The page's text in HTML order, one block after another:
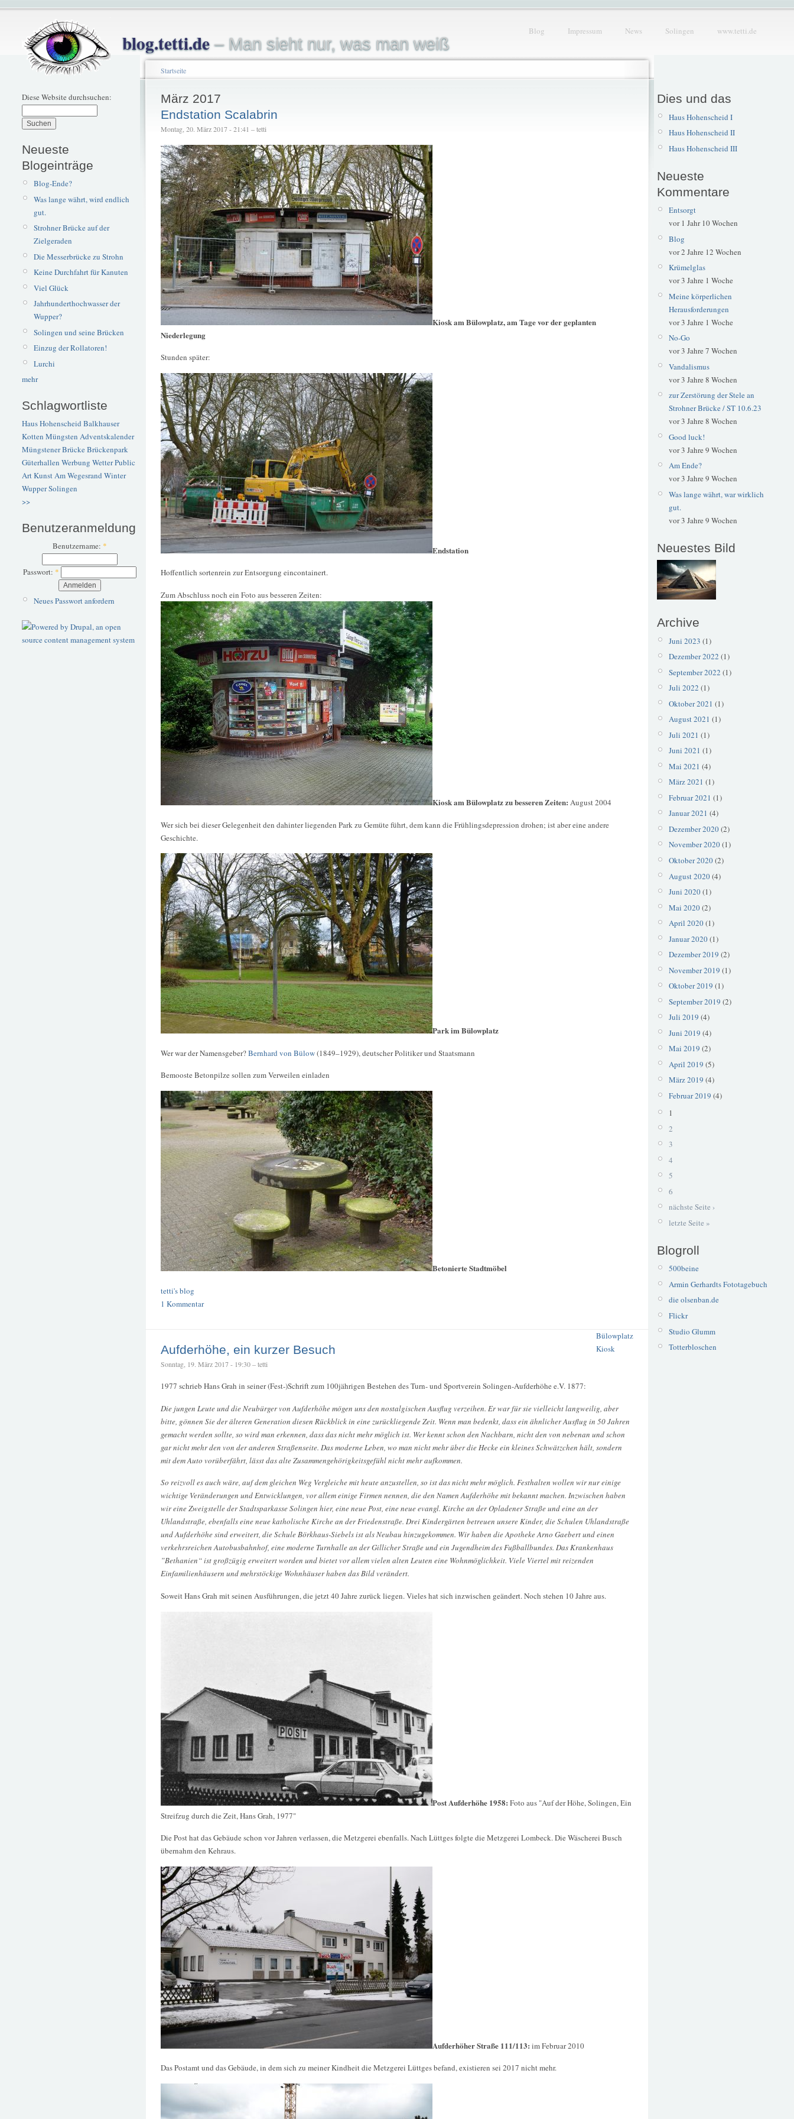
blog.tetti.de– Man sieht nur, was man weiß
Blog Impressum News Solingen www.tetti.de
Diese Website durchsuchen:
Neueste
Blogeinträge
Blog-Ende?
Was lange währt, wird endlich
gut.
Strohner Brücke auf der
Zielgeraden
Die Messerbrücke zu Strohn
Keine Durchfahrt für Kanuten
Viel Glück
Jahrhunderthochwasser der
Wupper?
Solingen und seine Brücken
Einzug der Rollatoren!
Lurchi
mehr
Schlagwortliste
Haus Hohenscheid Balkhauser
Kotten Müngsten Adventskalender
Müngstener BrückeBrückenpark
Güterhallen Werbung WetterPublic
ArtKunstAm Wegesrand Winter
WupperSolingen
>>
Benutzeranmeldung
Benutzername: *
Passwort: *
Neues Passwort anfordern
Startseite
März 2017
Endstation Scalabrin
Montag, 20. März 2017 - 21:41 – tetti
Kiosk am Bülowplatz, am Tage vor der geplanten
Niederlegung
Stunden später:
Endstation
Hoffentlich sortenrein zur Entsorgung eincontainert.
Zum Abschluss noch ein Foto aus besseren Zeiten:
Kiosk am Bülowplatz zu besseren Zeiten: August 2004
Wer sich bei dieser Gelegenheit den dahinter liegenden Park zu Gemüte führt, dem kann die Frühlingsdepression drohen; ist aber eine andere
Geschichte.
Park im Bülowplatz
Wer war der Namensgeber?Bernhard von Bülow(1849–1929), deutscher Politiker und Staatsmann
Bemooste Betonpilze sollen zum Verweilen einladen
Betonierte Stadtmöbel
tetti's blog
1 Kommentar
Bülowplatz
Kiosk
Aufderhöhe, ein kurzer Besuch
Sonntag, 19. März 2017 - 19:30 – tetti
1977 schrieb Hans Grah in seiner (Fest-)Schrift zum 100jährigen Bestehen des Turn- und Sportverein Solingen-Aufderhöhe e.V. 1877:
Die jungen Leute und die Neubürger von Aufderhöhe mögen uns den nostalgischen Ausflug verzeihen. Er war für sie vielleicht langweilig, aber
bitte, gönnen Sie der älteren Generation diesen Rückblick in eine zurückliegende Zeit. Wenn man bedenkt, dass ein ähnlicher Ausflug in 50 Jahren
gemacht werden sollte, so wird man erkennen, dass das nicht mehr möglich ist. Wer kennt schon den Nachbarn, nicht den von nebenan und schon
gar nicht mehr den von der anderen Straßenseite. Das moderne Leben, wo man nicht mehr über die Hecke ein kleines Schwätzchen hält, sondern
mit dem Auto vorüberfährt, lässt das alte Zusammengehörigkeitsgefühl nicht mehr aufkommen.
So reizvoll es auch wäre, auf dem gleichen Weg Vergleiche mit heute anzustellen, so ist das nicht mehr möglich. Festhalten wollen wir nur einige
wichtige Veränderungen und Entwicklungen, vor allem einige Firmen nennen, die den Namen Aufderhöhe mit bekannt machen. Inzwischen haben
wir eine Zweigstelle der Stadtsparkasse Solingen hier, eine neue Post, eine neue evangl. Kirche an der Opladener Straße und eine an der
Uhlandstraße, ebenfalls eine neue katholische Kirche an der Friedenstraße. Drei Kindergärten betreuen unsere Kinder, die Schulen Uhlandstraße
und Aufderhöhe sind erweitert, die Schule Börkhaus-Siebels ist als Neubau hinzugekommen. Wir haben die Apotheke Arno Gaebert und einen
verkehrsreichen Autobusbahnhof, eine moderne Turnhalle an der Gillicher Straße und ein Jugendheim des Fußballbundes. Das Krankenhaus
”Bethanien“ ist großzügig erweitert worden und bietet vor allem vielen alten Leuten eine Wohnmöglichkeit. Viele Viertel mit reizenden
Einfamilienhäusern und mehrstöckige Wohnhäuser haben das Bild verändert.
Soweit Hans Grah mit seinen Ausführungen, die jetzt 40 Jahre zurück liegen. Vieles hat sich inzwischen geändert. Noch stehen 10 Jahre aus.
Post Aufderhöhe 1958: Foto aus "Auf der Höhe, Solingen, Ein
Streifzug durch die Zeit, Hans Grah, 1977"
Die Post hat das Gebäude schon vor Jahren verlassen, die Metzgerei ebenfalls. Nach Lüttges folgte die Metzgerei Lombeck. Die Wäscherei Busch
übernahm den Kehraus.
Aufderhöher Straße 111/113: im Februar 2010
Das Postamt und das Gebäude, in dem sich zu meiner Kindheit die Metzgerei Lüttges befand, existieren sei 2017 nicht mehr.
Dies und das
Haus Hohenscheid I
Haus Hohenscheid II
Haus Hohenscheid III
Neueste
Kommentare
Entsorgt
vor 1 Jahr 10 Wochen
Blog
vor 2 Jahre 12 Wochen
Krümelglas
vor 3 Jahre 1 Woche
Meine körperlichen
Herausforderungen
vor 3 Jahre 1 Woche
No-Go
vor 3 Jahre 7 Wochen
Vandalismus
vor 3 Jahre 8 Wochen
zur Zerstörung der Stele an
Strohner Brücke / ST 10.6.23
vor 3 Jahre 8 Wochen
Good luck!
vor 3 Jahre 9 Wochen
Am Ende?
vor 3 Jahre 9 Wochen
Was lange währt, war wirklich
gut.
vor 3 Jahre 9 Wochen
Neuestes Bild
Archive
Juni 2023 (1)
Dezember 2022 (1)
September 2022 (1)
Juli 2022 (1)
Oktober 2021 (1)
August 2021 (1)
Juli 2021 (1)
Juni 2021 (1)
Mai 2021 (4)
März 2021 (1)
Februar 2021 (1)
Januar 2021 (4)
Dezember 2020(2)
November 2020(1)
Oktober 2020(2)
August 2020(4)
Juni 2020(1)
Mai 2020(2)
April 2020(1)
Januar 2020(1)
Dezember 2019 (2)
November 2019 (1)
Oktober 2019 (1)
September 2019 (2)
Juli 2019 (4)
Juni 2019 (4)
Mai 2019 (2)
April 2019 (5)
März 2019 (4)
Februar 2019 (4)
1
2
3
4
5
6
nächste Seite ›
letzte Seite »
Blogroll
500beine
Armin Gerhardts Fototagebuch
die olsenban.de
Flickr
Studio Glumm
Totterbloschen